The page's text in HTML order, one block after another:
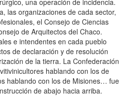
una operación de incidencia.
las organizaciones de cada sector,
el Consejo de Ciencias
de Arquitectos del Chaco.
e intendentes en cada pueblo
de declaración y de resolución
de la tierra. La Confederación
hablando con los de
hablando con los de Misiones… fue
de abajo hacia arriba.